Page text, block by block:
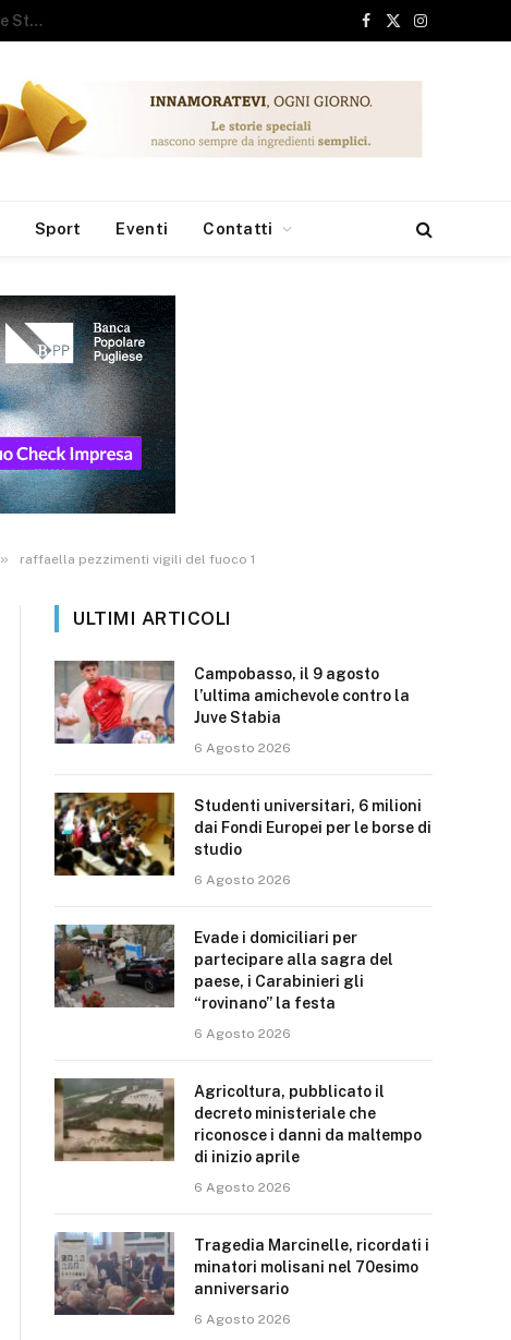
Studenti universitari, 6 milioni dai Fondi Europei per le borse di studio
Facebook
X
Instagram
Sport Eventi Contatti
» raffaella pezzimenti vigili del fuoco 1
ULTIMI ARTICOLI
Campobasso, il 9 agosto
l’ultima amichevole contro la
Juve Stabia
6 Agosto 2026
Studenti universitari, 6 milioni
dai Fondi Europei per le borse di
studio
6 Agosto 2026
Evade i domiciliari per
partecipare alla sagra del
paese, i Carabinieri gli
“rovinano” la festa
6 Agosto 2026
Agricoltura, pubblicato il
decreto ministeriale che
riconosce i danni da maltempo
di inizio aprile
6 Agosto 2026
Tragedia Marcinelle, ricordati i
minatori molisani nel 70esimo
anniversario
6 Agosto 2026